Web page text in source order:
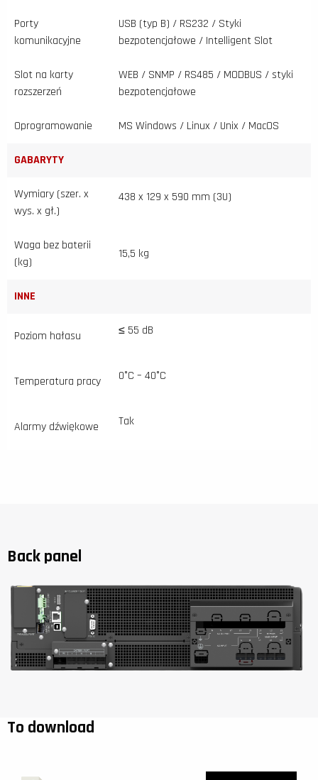
Porty
komunikacyjne
USB (typ B) / RS232 / Styki
bezpotencjałowe / Intelligent Slot
Slot na karty
rozszerzeń
WEB / SNMP / RS485 / MODBUS / styki
bezpotencjałowe
Oprogramowanie MS Windows / Linux / Unix / MacOS
GABARYTY
Wymiary (szer. x
wys. x gł.)
438 x 129 x 590 mm (3U)
Waga bez baterii
(kg)
15,5 kg
INNE
Poziom hałasu ≤ 55 dB
Temperatura pracy 0°C – 40°C
Alarmy dźwiękowe Tak
Back panel
To download